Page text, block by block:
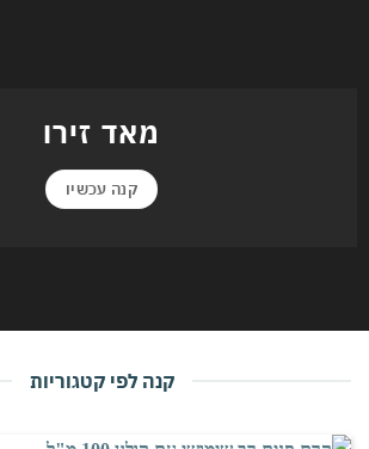
מאד זירו
קנה עכשיו
קנה לפי קטגוריות